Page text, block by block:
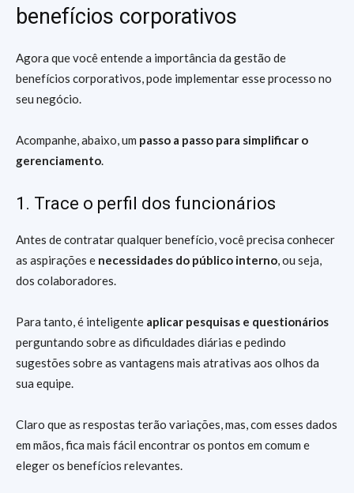
benefícios corporativos
Agora que você entende a importância da gestão de
benefícios corporativos, pode implementar esse processo no
seu negócio.
Acompanhe, abaixo, um passo a passo para simplificar o
gerenciamento.
1. Trace o perfil dos funcionários
Antes de contratar qualquer benefício, você precisa conhecer
as aspirações e necessidades do público interno, ou seja,
dos colaboradores.
Para tanto, é inteligente aplicar pesquisas e questionários
perguntando sobre as dificuldades diárias e pedindo
sugestões sobre as vantagens mais atrativas aos olhos da
sua equipe.
Claro que as respostas terão variações, mas, com esses dados
em mãos, fica mais fácil encontrar os pontos em comum e
eleger os benefícios relevantes.